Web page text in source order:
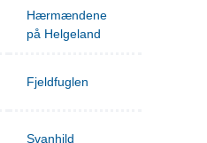
Hærmændene
på Helgeland
Fjeldfuglen
Svanhild